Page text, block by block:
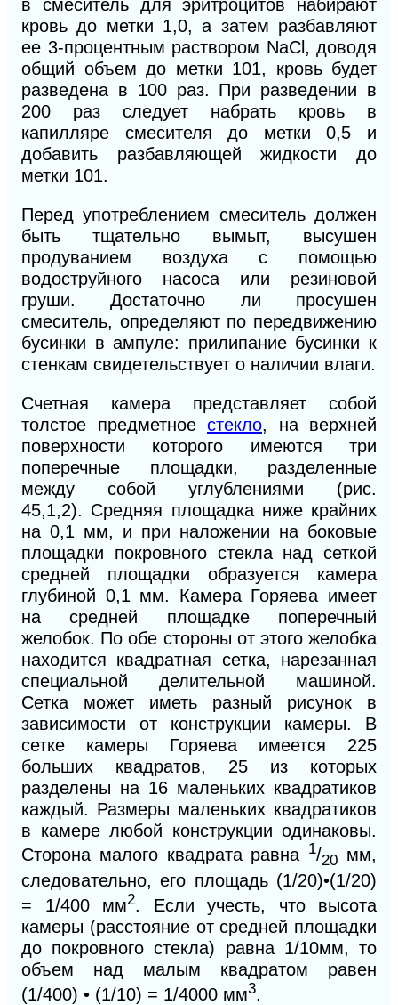
в смеситель для эритроцитов набирают
кровь до метки 1,0, а затем разбавляют
ее 3-процентным раствором NaCl, доводя
общий объем до метки 101, кровь будет
разведена в 100 раз. При разведении в
200 раз следует набрать кровь в
капилляре смесителя до метки 0,5 и
добавить разбавляющей жидкости до
метки 101.
Перед употреблением смеситель должен
быть тщательно вымыт, высушен
продуванием воздуха с помощью
водоструйного насоса или резиновой
груши. Достаточно ли просушен
смеситель, определяют по передвижению
бусинки в ампуле: прилипание бусинки к
стенкам свидетельствует о наличии влаги.
Счетная камера представляет собой
толстое предметное стекло, на верхней
поверхности которого имеются три
поперечные площадки, разделенные
между собой углублениями (рис.
45,1,2). Средняя площадка ниже крайних
на 0,1 мм, и при наложении на боковые
площадки покровного стекла над сеткой
средней площадки образуется камера
глубиной 0,1 мм. Камера Горяева имеет
на средней площадке поперечный
желобок. По обе стороны от этого желобка
находится квадратная сетка, нарезанная
специальной делительной машиной.
Сетка может иметь разный рисунок в
зависимости от конструкции камеры. В
сетке камеры Горяева имеется 225
больших квадратов, 25 из которых
разделены на 16 маленьких квадратиков
каждый. Размеры маленьких квадратиков
в камере любой конструкции одинаковы.
Сторона малого квадрата равна 1/20 мм,
следовательно, его площадь (1/20)•(1/20)
= 1/400 мм2. Если учесть, что высота
камеры (расстояние от средней площадки
до покровного стекла) равна 1/10мм, то
объем над малым квадратом равен
(1/400) • (1/10) = 1/4000 мм3.